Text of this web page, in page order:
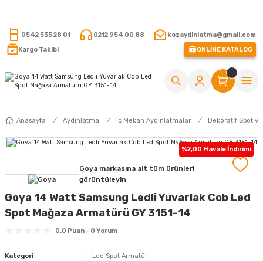
0542 535 28 01 0212 954 00 88
kozaydinlatma@gmail.com
Kargo Takibi
ONLİNE KATALOG
Anasayfa Aydınlatma İç Mekan Aydınlatmalar Dekoratif Spot
%2,00 Havale İndirimi
Goya markasına ait tüm ürünleri
görüntüleyin
Goya 14 Watt Samsung Ledli Yuvarlak Cob Led
Spot Mağaza Armatürü GY 3151-14
0.0 Puan - 0 Yorum
Kategori
Led Spot Armatür